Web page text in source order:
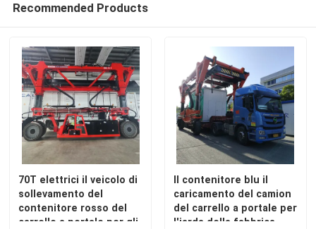
Recommended Products
70T elettrici il veicolo di
sollevamento del
contenitore rosso del
carrello a portale per gli
Il contenitore blu il
caricamento del camion
del carrello a portale per
l'iarda della fabbrica